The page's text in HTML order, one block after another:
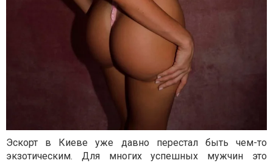
Эскорт в Киеве уже давно перестал быть чем-то
экзотическим. Для многих успешных мужчин это